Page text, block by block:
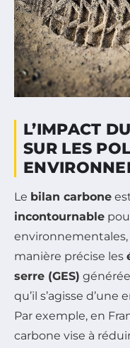
L’IMPACT
SUR LES
Le bilan carbone
incontournable
manière précise les
serre (GES)
qu’il s’agisse
Par exemple, en
carbone vise à